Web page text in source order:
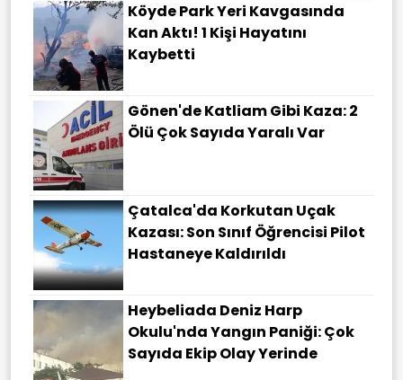
Köyde Park Yeri Kavgasında
Kan Aktı! 1 Kişi Hayatını
Kaybetti
Gönen'de Katliam Gibi Kaza: 2
Ölü Çok Sayıda Yaralı Var
Çatalca'da Korkutan Uçak
Kazası: Son Sınıf Öğrencisi Pilot
Hastaneye Kaldırıldı
Heybeliada Deniz Harp
Okulu'nda Yangın Paniği: Çok
Sayıda Ekip Olay Yerinde